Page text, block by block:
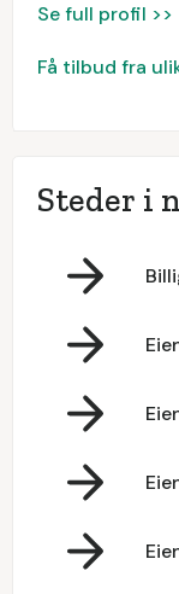
Se full profil >>
Få tilbud fra
Steder i